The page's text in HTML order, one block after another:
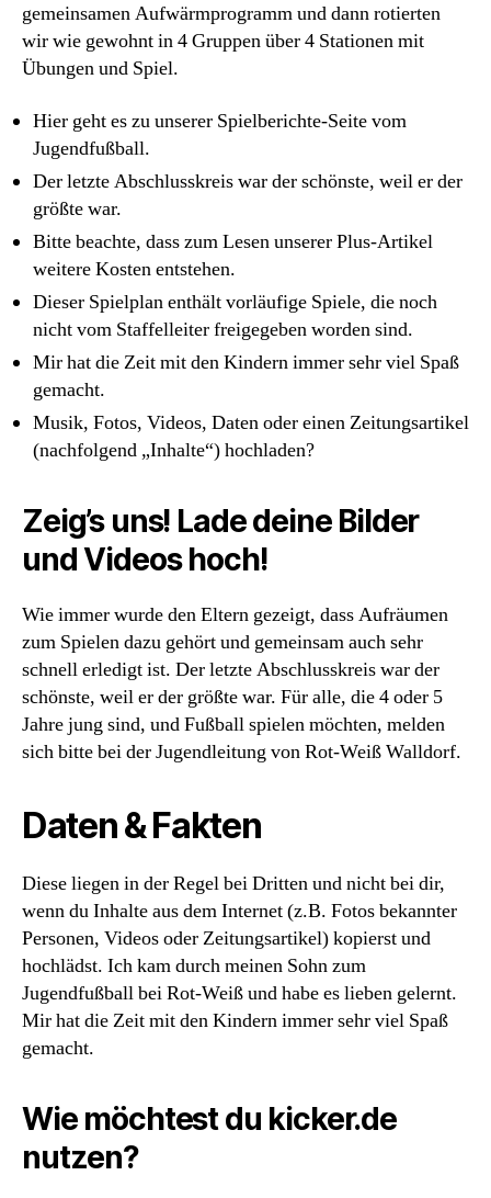
gemeinsamen Aufwärmprogramm und dann rotierten
wir wie gewohnt in 4 Gruppen über 4 Stationen mit
Übungen und Spiel.
Hier geht es zu unserer Spielberichte-Seite vom
Jugendfußball.
Der letzte Abschlusskreis war der schönste, weil er der
größte war.
Bitte beachte, dass zum Lesen unserer Plus-Artikel
weitere Kosten entstehen.
Dieser Spielplan enthält vorläufige Spiele, die noch
nicht vom Staffelleiter freigegeben worden sind.
Mir hat die Zeit mit den Kindern immer sehr viel Spaß
gemacht.
Musik, Fotos, Videos, Daten oder einen Zeitungsartikel
(nachfolgend „Inhalte“) hochladen?
Zeig’s uns! Lade deine Bilder
und Videos hoch!
Wie immer wurde den Eltern gezeigt, dass Aufräumen
zum Spielen dazu gehört und gemeinsam auch sehr
schnell erledigt ist. Der letzte Abschlusskreis war der
schönste, weil er der größte war. Für alle, die 4 oder 5
Jahre jung sind, und Fußball spielen möchten, melden
sich bitte bei der Jugendleitung von Rot-Weiß Walldorf.
Daten & Fakten
Diese liegen in der Regel bei Dritten und nicht bei dir,
wenn du Inhalte aus dem Internet (z.B. Fotos bekannter
Personen, Videos oder Zeitungsartikel) kopierst und
hochlädst. Ich kam durch meinen Sohn zum
Jugendfußball bei Rot-Weiß und habe es lieben gelernt.
Mir hat die Zeit mit den Kindern immer sehr viel Spaß
gemacht.
Wie möchtest du kicker.de
nutzen?